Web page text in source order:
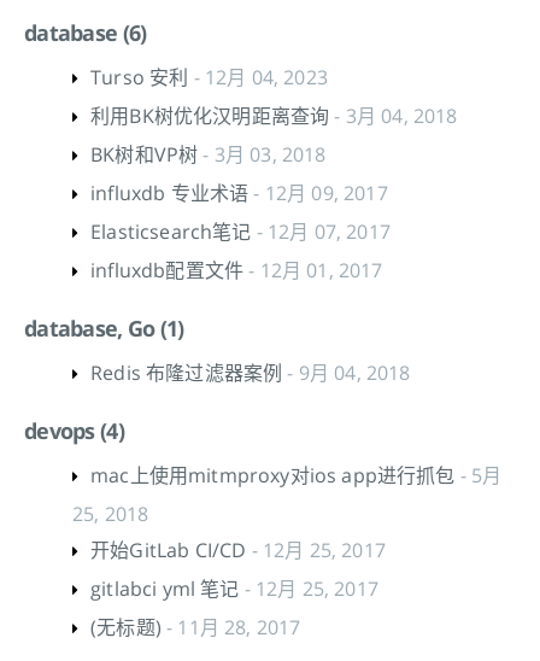
database (6)
Turso 安利 - 12月 04, 2023
利用BK树优化汉明距离查询 - 3月 04, 2018
BK树和VP树- 3月 03, 2018
influxdb 专业术语- 12月 09, 2017
Elasticsearch笔记 - 12月 07, 2017
influxdb配置文件- 12月 01, 2017
database, Go (1)
Redis 布隆过滤器案例 - 9月 04, 2018
devops (4)
mac上使用mitmproxy对ios app进行抓包 - 5月
25, 2018
开始GitLab CI/CD - 12月 25, 2017
gitlabci yml 笔记 - 12月 25, 2017
(无标题) - 11月 28, 2017